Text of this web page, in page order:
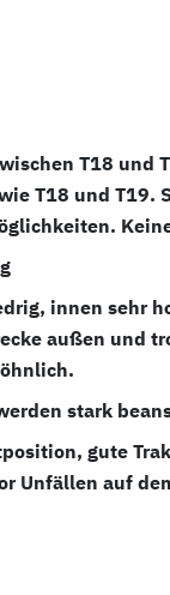
T18 und
T18 und T19.
innen sehr
außen und
stark
gute
Unfällen auf